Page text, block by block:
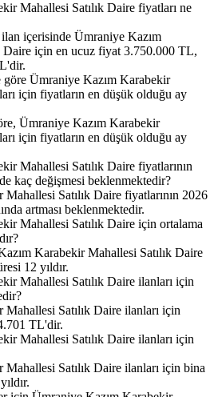
Mahallesi Satılık Daire fiyatları ne
içerisinde Ümraniye Kazım
Daire için en ucuz fiyat 3.750.000 TL,
göre Ümraniye Kazım Karabekir
için fiyatların en düşük olduğu ay
Ümraniye Kazım Karabekir
için fiyatların en düşük olduğu ay
Mahallesi Satılık Daire fiyatlarının
kaç değişmesi beklenmektedir?
Satılık Daire fiyatlarının 2026
artması beklenmektedir.
Mahallesi Satılık Daire için ortalama
Karabekir Mahallesi Satılık Daire
12 yıldır.
Mahallesi Satılık Daire ilanları için
Satılık Daire ilanları için
TL'dir.
Mahallesi Satılık Daire ilanları için
Satılık Daire ilanları için bina